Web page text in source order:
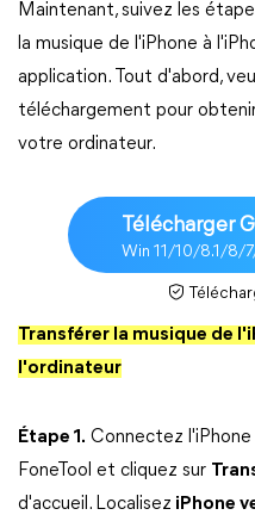
Maintenant, suivez les
la musique de l'iPhone à
application. Tout d'abord,
téléchargement pour
votre ordinateur.
Télécharger
Win 11/10/8.1/8/
Transférer la musique de
l'ordinateur
Étape 1. Connectez
FoneTool et cliquez sur
d'accueil. Localisez iPhone